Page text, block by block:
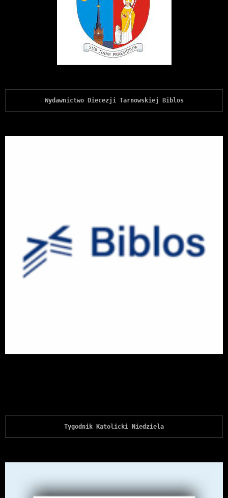
Wydawnictwo Diecezji Tarnowskiej Biblos
Tygodnik Katolicki Niedziela